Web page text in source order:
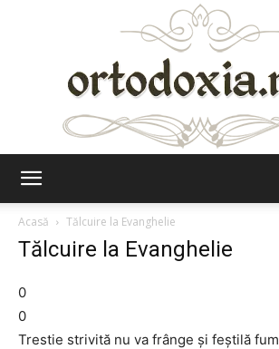
Acasă
Tălcuire la Evanghelie
Tălcuire la Evanghelie
0
0
Trestie strivită nu va frânge şi feştilă